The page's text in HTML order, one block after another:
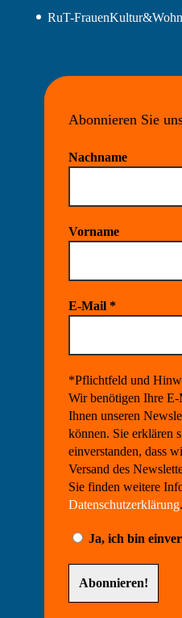
RuT-
Abonnieren Sie
Nachname
Vorname
E-Mail *
*Pflichtfeld und
Wir benötigen Ihre
Ihnen unseren
können. Sie erklären
einverstanden, dass
Versand des
Sie finden weitere
Datenschutzerklärung.
Ja, ich bin